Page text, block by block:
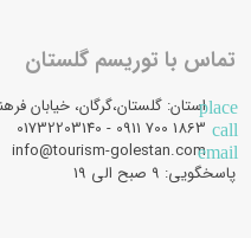
تماس با توریسم گلستان
placeاستان: گلستان،گرگان، خیابان فرهنگ شهر،
call
email
info@tourism-golestan.com
پاسخگویی: ۹ صبح الی 19